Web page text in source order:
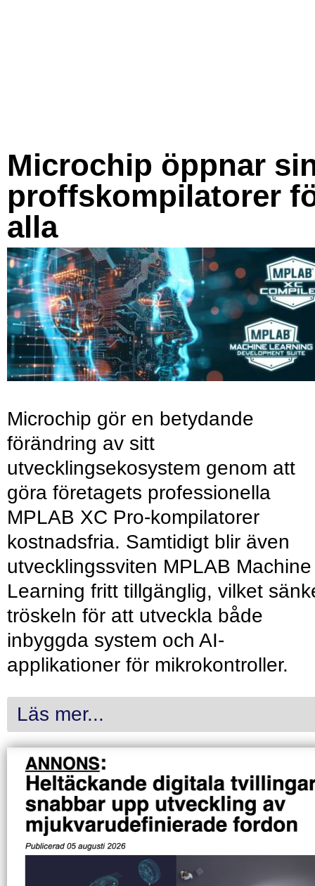
Microchip öppnar
proffskompilatorer
alla
Microchip gör en betydande
förändring av sitt
utvecklingsekosystem genom att
göra företagets professionella
MPLAB XC Pro-kompilatorer
kostnadsfria. Samtidigt blir även
utvecklingssviten MPLAB Machine
Learning fritt tillgänglig, vilket
tröskeln för att utveckla både
inbyggda system och AI-
applikationer för mikrokontroller.
Läs mer...